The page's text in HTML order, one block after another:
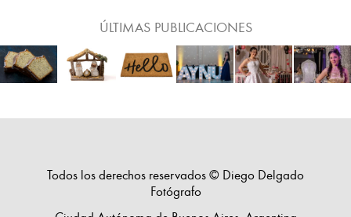
ÚLTIMAS PUBLICACIONES
Todos los derechos reservados © Diego Delgado
Fotógrafo